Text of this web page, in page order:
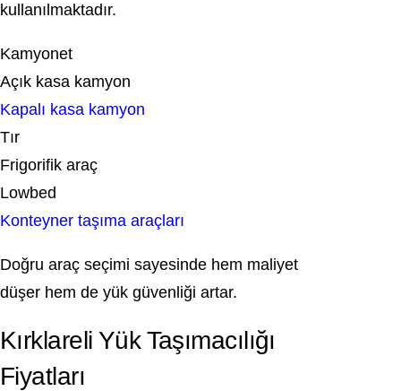
kullanılmaktadır.
Kamyonet
Açık kasa kamyon
Kapalı kasa kamyon
Tır
Frigorifik araç
Lowbed
Konteyner taşıma araçları
Doğru araç seçimi sayesinde hem maliyet
düşer hem de yük güvenliği artar.
Kırklareli Yük Taşımacılığı
Fiyatları